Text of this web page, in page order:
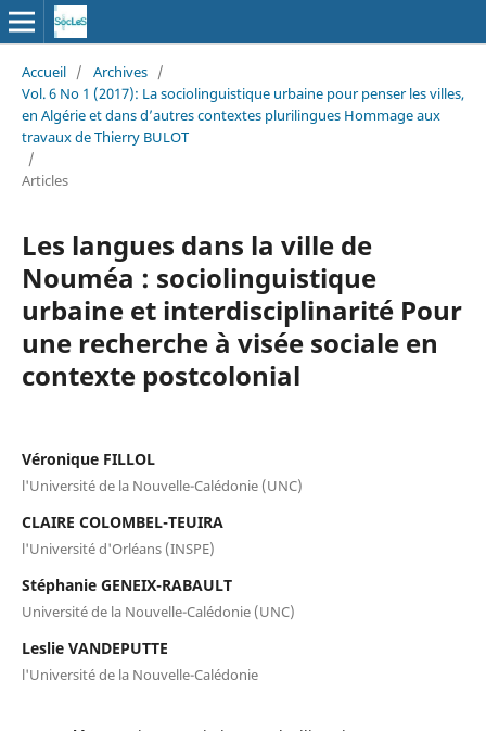
Accueil / Archives /
Vol. 6 No 1 (2017): La sociolinguistique urbaine pour penser les villes,
en Algérie et dans d’autres contextes plurilingues Hommage aux
travaux de Thierry BULOT
/
Articles
Les langues dans la ville de
Nouméa : sociolinguistique
urbaine et interdisciplinarité Pour
une recherche à visée sociale en
contexte postcolonial
Véronique FILLOL
l'Université de la Nouvelle-Calédonie (UNC)
CLAIRE COLOMBEL-TEUIRA
l'Université d'Orléans (INSPE)
Stéphanie GENEIX-RABAULT
Université de la Nouvelle-Calédonie (UNC)
Leslie VANDEPUTTE
l'Université de la Nouvelle-Calédonie